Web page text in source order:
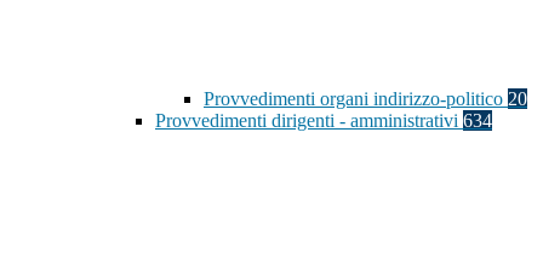
Provvedimenti organi indirizzo-politico 20
Provvedimenti dirigenti - amministrativi 634